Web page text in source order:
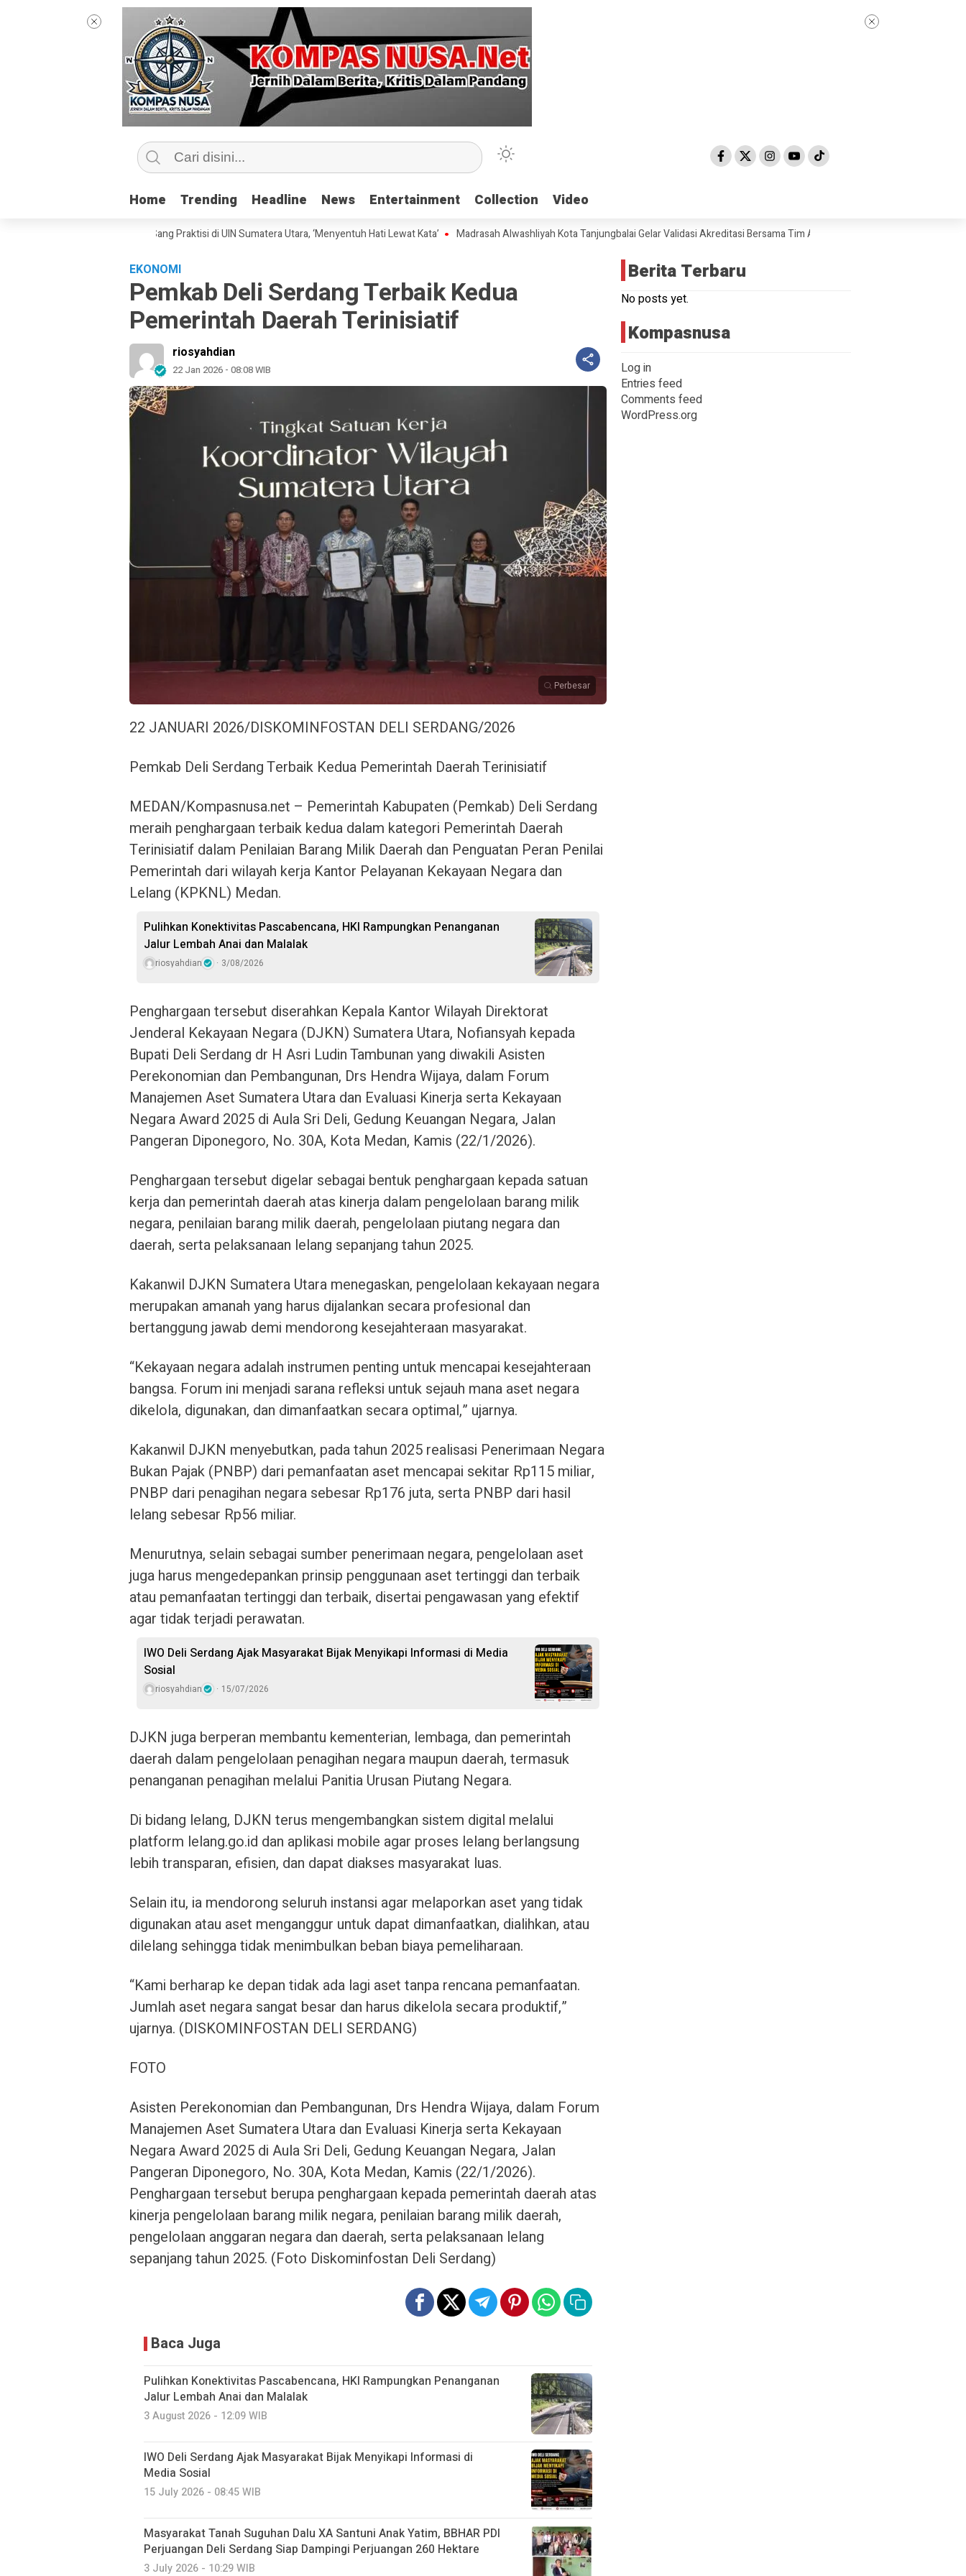
Home Trending Headline News Entertainment Collection Video
Home Trending Headline News Entertainment Collection Video
Jurnalisme Bersama Sang Praktisi di UIN Sumatera Utara, ‘Menyentuh Hati Lewat Kata’ Madrasah Alwashliyah Kota Tanjungbalai Gelar Validasi Akreditasi Bersama Tim Asesor BAN-PDM Tahun 2026
EKONOMI
Pemkab Deli Serdang Terbaik Kedua
Pemerintah Daerah Terinisiatif
riosyahdian
22 Jan 2026 - 08:08 WIB
Perbesar
22 JANUARI 2026/DISKOMINFOSTAN DELI SERDANG/2026
Pemkab Deli Serdang Terbaik Kedua Pemerintah Daerah Terinisiatif
MEDAN/Kompasnusa.net – Pemerintah Kabupaten (Pemkab) Deli Serdang
meraih penghargaan terbaik kedua dalam kategori Pemerintah Daerah
Terinisiatif dalam Penilaian Barang Milik Daerah dan Penguatan Peran Penilai
Pemerintah dari wilayah kerja Kantor Pelayanan Kekayaan Negara dan
Lelang (KPKNL) Medan.
Pulihkan Konektivitas Pascabencana, HKI Rampungkan Penanganan
Jalur Lembah Anai dan Malalak
riosyahdian 3/08/2026
Penghargaan tersebut diserahkan Kepala Kantor Wilayah Direktorat
Jenderal Kekayaan Negara (DJKN) Sumatera Utara, Nofiansyah kepada
Bupati Deli Serdang dr H Asri Ludin Tambunan yang diwakili Asisten
Perekonomian dan Pembangunan, Drs Hendra Wijaya, dalam Forum
Manajemen Aset Sumatera Utara dan Evaluasi Kinerja serta Kekayaan
Negara Award 2025 di Aula Sri Deli, Gedung Keuangan Negara, Jalan
Pangeran Diponegoro, No. 30A, Kota Medan, Kamis (22/1/2026).
Penghargaan tersebut digelar sebagai bentuk penghargaan kepada satuan
kerja dan pemerintah daerah atas kinerja dalam pengelolaan barang milik
negara, penilaian barang milik daerah, pengelolaan piutang negara dan
daerah, serta pelaksanaan lelang sepanjang tahun 2025.
Kakanwil DJKN Sumatera Utara menegaskan, pengelolaan kekayaan negara
merupakan amanah yang harus dijalankan secara profesional dan
bertanggung jawab demi mendorong kesejahteraan masyarakat.
“Kekayaan negara adalah instrumen penting untuk mencapai kesejahteraan
bangsa. Forum ini menjadi sarana refleksi untuk sejauh mana aset negara
dikelola, digunakan, dan dimanfaatkan secara optimal,” ujarnya.
Kakanwil DJKN menyebutkan, pada tahun 2025 realisasi Penerimaan Negara
Bukan Pajak (PNBP) dari pemanfaatan aset mencapai sekitar Rp115 miliar,
PNBP dari penagihan negara sebesar Rp176 juta, serta PNBP dari hasil
lelang sebesar Rp56 miliar.
Menurutnya, selain sebagai sumber penerimaan negara, pengelolaan aset
juga harus mengedepankan prinsip penggunaan aset tertinggi dan terbaik
atau pemanfaatan tertinggi dan terbaik, disertai pengawasan yang efektif
agar tidak terjadi perawatan.
IWO Deli Serdang Ajak Masyarakat Bijak Menyikapi Informasi di Media
Sosial
riosyahdian 15/07/2026
DJKN juga berperan membantu kementerian, lembaga, dan pemerintah
daerah dalam pengelolaan penagihan negara maupun daerah, termasuk
penanganan penagihan melalui Panitia Urusan Piutang Negara.
Di bidang lelang, DJKN terus mengembangkan sistem digital melalui
platform lelang.go.id dan aplikasi mobile agar proses lelang berlangsung
lebih transparan, efisien, dan dapat diakses masyarakat luas.
Selain itu, ia mendorong seluruh instansi agar melaporkan aset yang tidak
digunakan atau aset menganggur untuk dapat dimanfaatkan, dialihkan, atau
dilelang sehingga tidak menimbulkan beban biaya pemeliharaan.
“Kami berharap ke depan tidak ada lagi aset tanpa rencana pemanfaatan.
Jumlah aset negara sangat besar dan harus dikelola secara produktif,”
ujarnya. (DISKOMINFOSTAN DELI SERDANG)
FOTO
Asisten Perekonomian dan Pembangunan, Drs Hendra Wijaya, dalam Forum
Manajemen Aset Sumatera Utara dan Evaluasi Kinerja serta Kekayaan
Negara Award 2025 di Aula Sri Deli, Gedung Keuangan Negara, Jalan
Pangeran Diponegoro, No. 30A, Kota Medan, Kamis (22/1/2026).
Penghargaan tersebut berupa penghargaan kepada pemerintah daerah atas
kinerja pengelolaan barang milik negara, penilaian barang milik daerah,
pengelolaan anggaran negara dan daerah, serta pelaksanaan lelang
sepanjang tahun 2025. (Foto Diskominfostan Deli Serdang)
Baca Juga
Pulihkan Konektivitas Pascabencana, HKI Rampungkan Penanganan
Jalur Lembah Anai dan Malalak
3 August 2026 - 12:09 WIB
IWO Deli Serdang Ajak Masyarakat Bijak Menyikapi Informasi di
Media Sosial
15 July 2026 - 08:45 WIB
Masyarakat Tanah Suguhan Dalu XA Santuni Anak Yatim, BBHAR PDI
Perjuangan Deli Serdang Siap Dampingi Perjuangan 260 Hektare
3 July 2026 - 10:29 WIB
Berita Terbaru
No posts yet.
Kompasnusa
Log in
Entries feed
Comments feed
WordPress.org